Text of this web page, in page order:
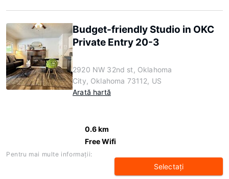
Budget-friendly Studio in OKC
Private Entry 20-3
2920 NW 32nd st, Oklahoma
City, Oklahoma 73112, US
Arată hartă
0.6 km
Free Wifi
Pentru mai multe informaţii:
Selectaţi